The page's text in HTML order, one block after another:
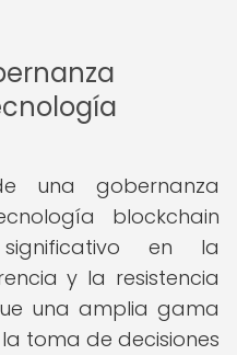
una gobernanza
blockchain
en la
y la resistencia
una amplia gama
toma de decisiones